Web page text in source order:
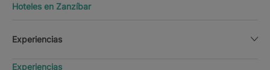
Hoteles en Zanzíbar
Experiencias
Experiencias